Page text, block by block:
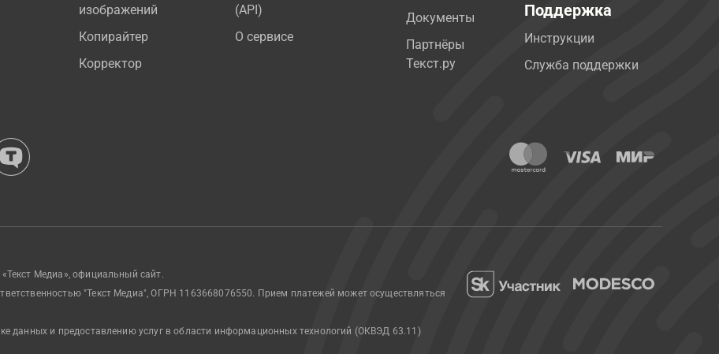
изображений
Копирайтер
Корректор
(API)
О сервисе
Документы
Партнёры
Текст.ру
Поддержка
Инструкции
Служба поддержки
Медиа», официальный сайт.
"Текст Медиа", ОГРН 1163668076550. Прием платежей может осуществляться
данных и предоставлению услуг в области информационных технологий (ОКВЭД 63.11)